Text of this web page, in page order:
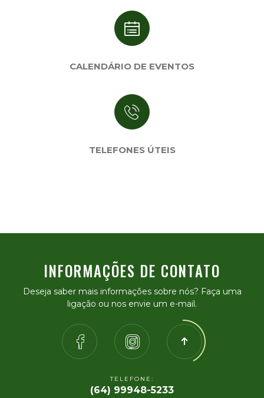
CALENDÁRIO DE EVENTOS
TELEFONES ÚTEIS
INFORMAÇÕES DE CONTATO
Deseja saber mais informações sobre nós? Faça uma
ligação ou nos envie um e-mail.
TELEFONE:
(64) 99948-5233